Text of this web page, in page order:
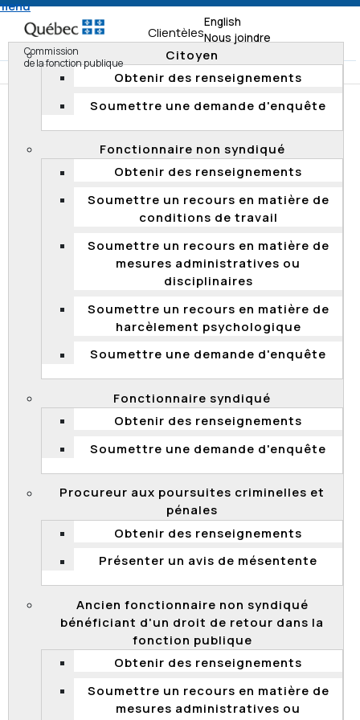
Commission
de la fonction publique
English
Nous joindre
Clientèles
Citoyen
Obtenir des renseignements
Soumettre une demande d'enquête
Fonctionnaire non syndiqué
Obtenir des renseignements
Soumettre un recours en matière de
conditions de travail
Soumettre un recours en matière de
mesures administratives ou
disciplinaires
Soumettre un recours en matière de
harcèlement psychologique
Soumettre une demande d'enquête
Fonctionnaire syndiqué
Obtenir des renseignements
Soumettre une demande d'enquête
Procureur aux poursuites criminelles et
pénales
Obtenir des renseignements
Présenter un avis de mésentente
Ancien fonctionnaire non syndiqué
bénéficiant d'un droit de retour dans la
fonction publique
Obtenir des renseignements
Soumettre un recours en matière de
mesures administratives ou
Accueil Documentation
Résumés d'enquête
Enquêtes 2018
RÉSUMÉS D'ENQUÊTE
La Commission rend publics les résumés de ses
qu'elle produit si une entité n'adhère pas aux
recommandations formulées ou encore si elle le juge
opportun. Elle protège les renseignements personnels
Loi sur l'accès aux
documents des organismes publics et sur la protection
des renseignements personnels. De plus, elle
anonymise ses rapports d'enquête, et ce, malgré le fait
fonction dans un organisme public puissent être
identifiées, ces renseignements n'étant pas
considérés comme confidentiels en vertu de la Loi.
Refus d'une candidature à la suite d'une
entrevue d'embauche
parties visées les résultats d'une enquête concernant
le refus d'une candidature pour un emploi de
technicien agricole à La Financière agricole du
Québec. Au terme de son enquête, la Commission a
recommandé à La Financière agricole du Québec de
transmettre au requérant les motifs à l'appui de ce
refus, ce que l'organisme s'est engagé à faire.